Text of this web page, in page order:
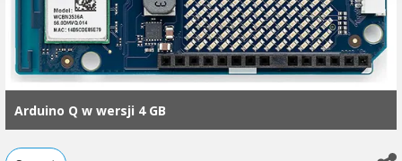
Arduino Q w wersji 4 GB